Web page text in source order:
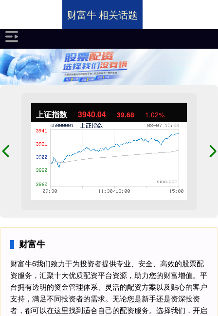
上证指数 3940.04 39.68 1.02%
财富牛
财富牛6我们致力于为投资者提供专业、安全、高效的股票配
资服务，汇聚十大优质配资平台资源，助力您的财富增值。平
台拥有透明的资金管理体系、灵活的配资方案以及贴心的客户
支持，满足不同投资者的需求。无论您是新手还是资深投资
者，都可以在这里找到适合自己的配资服务。选择我们，开启
财富牛 相关话题